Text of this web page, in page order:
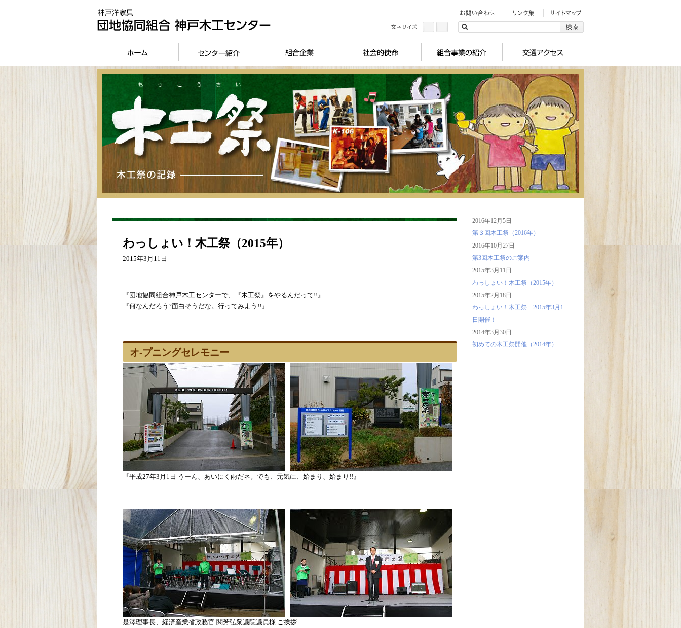
わっしょい！木工祭（2015年）
2015年3月11日
『団地協同組合神戸木工センターで、『木工祭』をやるんだって!!』
『何なんだろう?面白そうだな。行ってみよう!!』
オ-プニングセレモニー
『平成27年3月1日 うーん、あいにく雨だネ。でも、元気に、始まり、始まり!!』
是澤理事長、経済産業省政務官 関芳弘衆議院議員様 ご挨拶
2016年12月5日
第３回木工祭（2016年）
2016年10月27日
第3回木工祭のご案内
2015年3月11日
わっしょい！木工祭（2015年）
2015年2月18日
わっしょい！木工祭 2015年3月1
日開催！
2014年3月30日
初めての木工祭開催（2014年）